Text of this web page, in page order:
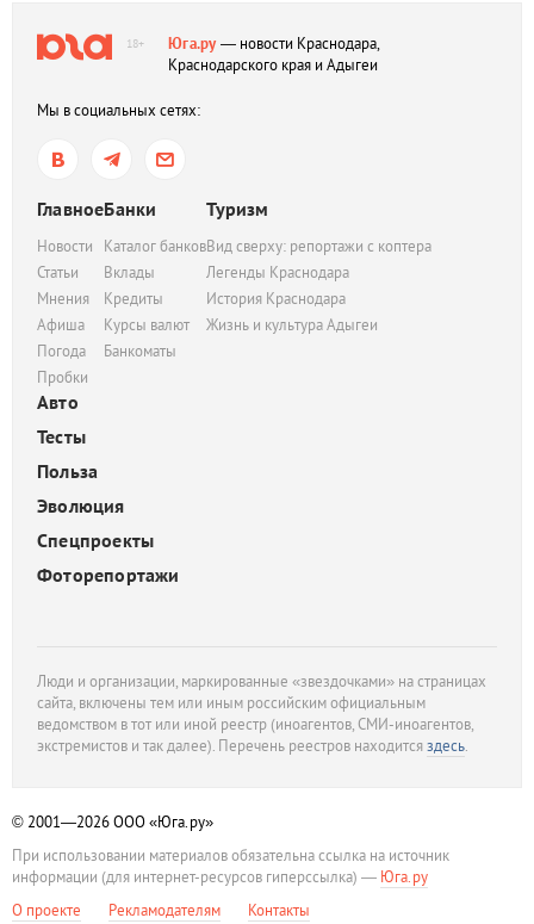
18+ Юга.ру— новости Краснодара,
Краснодарского края и Адыгеи
Мы в социальных сетях:
Главное
Новости
Статьи
Мнения
Афиша
Погода
Пробки
Банки
Каталог банков
Вклады
Кредиты
Курсы валют
Банкоматы
Туризм
Вид сверху: репортажи с коптера
Легенды Краснодара
История Краснодара
Жизнь и культура Адыгеи
Авто
Тесты
Польза
Эволюция
Спецпроекты
Фоторепортажи
Люди и организации, маркированные «звездочками» на страницах
сайта, включены тем или иным российским официальным
ведомством в тот или иной реестр (иноагентов, СМИ-иноагентов,
экстремистов и так далее). Перечень реестров находитсяздесь.
© 2001—2026ООО «Юга.ру»
При использовании материалов обязательна ссылка на источник
информации (для интернет-ресурсов гиперссылка) — Юга.ру
О проекте
Рекламодателям Контакты